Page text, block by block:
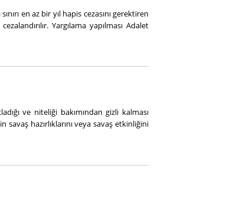
en az bir yıl hapis cezasını gerektiren
Yargılama yapılması Adalet
ve niteliği bakımından gizli kalması
hazırlıklarını veya savaş etkinliğini